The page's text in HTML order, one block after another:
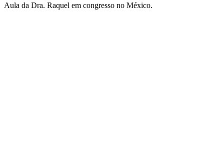
Aula da Dra. Raquel em congresso no México.